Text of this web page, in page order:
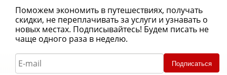
Поможем экономить в путешествиях, получать
скидки, не переплачивать за услуги и узнавать о
новых местах. Подписывайтесь! Будем писать не
чаще одного раза в неделю.
Подписаться